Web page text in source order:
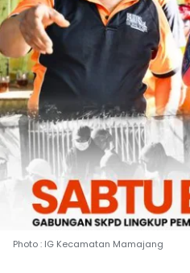
Photo : IG Kecamatan Mamajang